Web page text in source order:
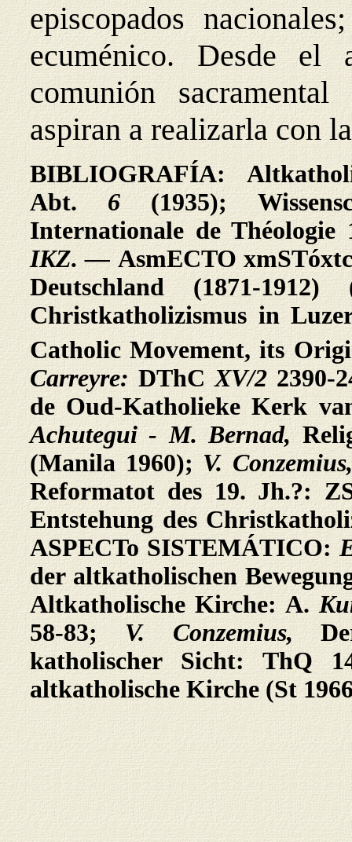
episcopados
ecuménico. Desde
comunión
aspiran a realizarla con
BIBLIOGRAFÍA:
Abt. 6 (1935);
Internationale de Théologie
IKZ. —AsmECTO
Deutschland (1871-
Christkatholizismus in
Catholic Movement, its
Carreyre: DThCXV/22390-
de Oud-Katholieke Kerk
Achutegui -M. Bernad,
(Manila 1960);V.
Reformatot des 19. Jh.?:
Entstehung des
ASPECTo SISTEMÁTICO:
der altkatholischen
Altkatholische Kirche: A.
58-83;V. Conzemius,
katholischer Sicht: ThQ
altkatholische Kirche (St